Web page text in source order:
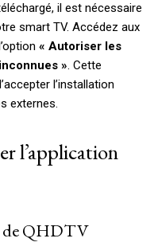
il est nécessaire
smart TV. Accédez aux
« Autoriser les
». Cette
l’installation
externes.
l’application
de QHDTV